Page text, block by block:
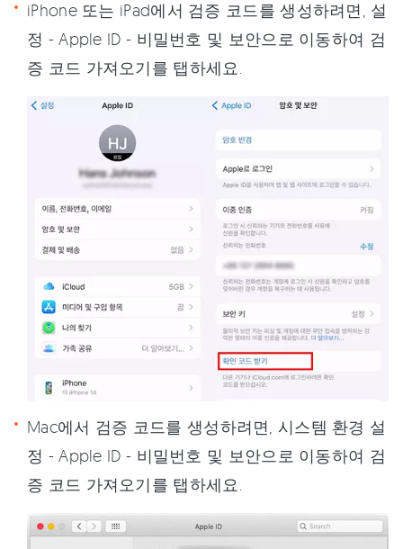
iPhone 또는 iPad에서 검증 코드를 생성하려면, 설
정 - Apple ID - 비밀번호 및 보안으로 이동하여 검
증 코드 가져오기를 탭하세요.
Mac에서 검증 코드를 생성하려면, 시스템 환경 설
정 - Apple ID - 비밀번호 및 보안으로 이동하여 검
증 코드 가져오기를 탭하세요.